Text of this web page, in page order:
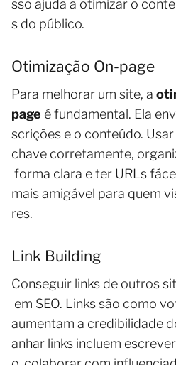
sso ajuda a otimizar o
s do público.
Otimização On-page
Para melhorar um site, a
page é fundamental. Ela
scrições e o conteúdo.
chave corretamente,
forma clara e ter URLs
mais amigável para quem
res.
Link Building
Conseguir links de outros
em SEO. Links são como
aumentam a credibilidade
anhar links incluem